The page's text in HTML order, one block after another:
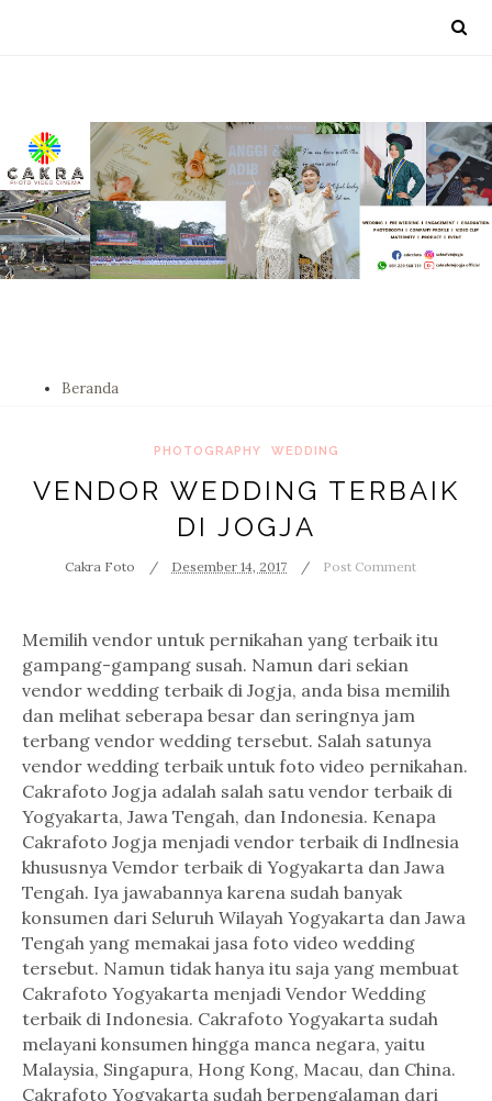
Beranda
PHOTOGRAPHY WEDDING
VENDOR WEDDING TERBAIK
DI JOGJA
Cakra Foto Desember 14, 2017 Post Comment
Memilih vendor untuk pernikahan yang terbaik itu
gampang-gampang susah. Namun dari sekian
vendor wedding terbaik di Jogja, anda bisa memilih
dan melihat seberapa besar dan seringnya jam
terbang vendor wedding tersebut. Salah satunya
vendor wedding terbaik untuk foto video pernikahan.
Cakrafoto Jogja adalah salah satu vendor terbaik di
Yogyakarta, Jawa Tengah, dan Indonesia. Kenapa
Cakrafoto Jogja menjadi vendor terbaik di Indlnesia
khususnya Vemdor terbaik di Yogyakarta dan Jawa
Tengah. Iya jawabannya karena sudah banyak
konsumen dari Seluruh Wilayah Yogyakarta dan Jawa
Tengah yang memakai jasa foto video wedding
tersebut. Namun tidak hanya itu saja yang membuat
Cakrafoto Yogyakarta menjadi Vendor Wedding
terbaik di Indonesia. Cakrafoto Yogyakarta sudah
melayani konsumen hingga manca negara, yaitu
Malaysia, Singapura, Hong Kong, Macau, dan China.
Cakrafoto Yogyakarta sudah berpengalaman dari